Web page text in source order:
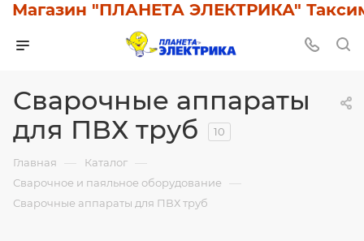
"ПЛАНЕТА ЭЛЕКТРИКА"
Сварочные аппараты
для ПВХ труб
10
Главная — Каталог —
Сварочное и паяльное оборудование —
Сварочные аппараты для ПВХ труб